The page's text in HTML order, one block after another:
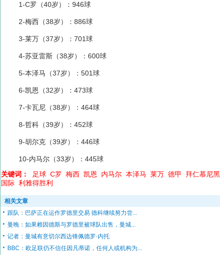
1-C罗（40岁）：946球
2-梅西（38岁）：886球
3-莱万（37岁）：701球
4-苏亚雷斯（38岁）：600球
5-本泽马（37岁）：501球
6-凯恩（32岁）：473球
7-卡瓦尼（38岁）：464球
8-哲科（39岁）：452球
9-胡尔克（39岁）：446球
10-内马尔（33岁）：445球
关键词：
足球 C罗 梅西 凯恩 内马尔 本泽马 莱万 德甲
拜仁慕尼黑
国际 利雅得胜利
相关文章
跟队：巴萨正在运作罗德里交易 德科继续努力尝...
曼晚：如果赖因德斯与罗德里被球队出售，曼城...
记者：曼城有意切尔西边锋佩德罗·内托
BBC：欧足联仍不信任因凡蒂诺，任何人或机构为...